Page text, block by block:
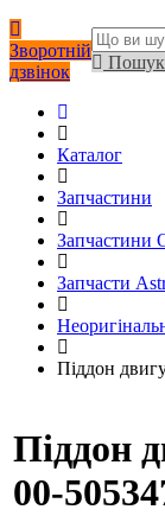
Зворотній
дзвінок
Пошук
Каталог
Запчастини
Запчастини
Запчасти
Піддон
Піддон
00-